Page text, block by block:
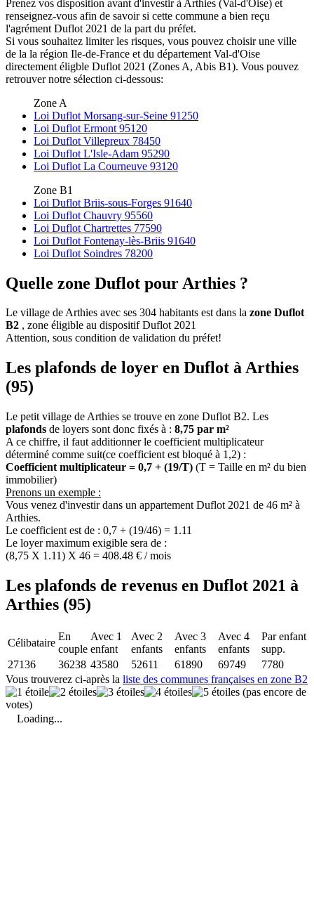
Prenez vos disposition avant d'investir à Arthies (Val-d'Oise) et
renseignez-vous afin de savoir si cette commune a bien reçu
l'agrément Duflot 2021 de la part du préfet.
Si vous souhaitez limiter les risques, vous pouvez choisir une ville
de la la région Ile-de-France et du département Val-d'Oise
directement éligble Duflot 2021 (Zones A, Abis B1). Vous pouvez
retrouver notre sélection ci-dessous:
Zone A
Loi Duflot Morsang-sur-Seine 91250
Loi Duflot Ermont 95120
Loi Duflot Villepreux 78450
Loi Duflot L'Isle-Adam 95290
Loi Duflot La Courneuve 93120
Zone B1
Loi Duflot Briis-sous-Forges 91640
Loi Duflot Chauvry 95560
Loi Duflot Chartrettes 77590
Loi Duflot Fontenay-lès-Briis 91640
Loi Duflot Soindres 78200
Quelle zone Duflot pour Arthies ?
Le village de Arthies avec ses 304 habitants est dans la zone Duflot
B2 , zone éligible au dispositif Duflot 2021
Attention, sous condition de validation du préfet!
Les plafonds de loyer en Duflot à Arthies
(95)
Le petit village de Arthies se trouve en zone Duflot B2. Les
plafonds de loyers sont donc fixés à : 8,75 par m²
A ce chiffre, il faut additionner le coefficient multiplicateur
déterminé comme suit(ce coefficient est bloqué à 1,2) :
Coefficient multiplicateur = 0,7 + (19/T) (T = Taille en m² du bien
immobilier)
Prenons un exemple :
Vous venez d'investir dans un appartement Duflot 2021 de 46 m² à
Arthies.
Le coefficient est de : 0,7 + (19/46) = 1.11
Le loyer maximum exigible sera de :
(8,75 X 1.11) X 46 = 408.48 € / mois
Les plafonds de revenus en Duflot 2021 à
Arthies (95)
Célibataire
En
couple
Avec 1
enfant
Avec 2
enfants
Avec 3
enfants
Avec 4
enfants
Par enfant
supp.
27136
36238 43580 52611 61890 69749
7780
Vous trouverez ci-après la liste des communes françaises en zone B2
(pas encore de
votes)
Loading...